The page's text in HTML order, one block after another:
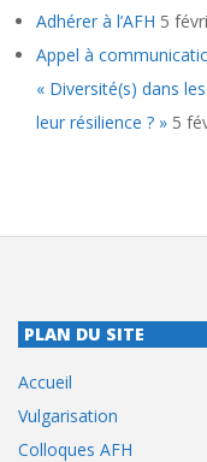
Adhérer à l’AFH 5
Appel à
« Diversité(s) dans
leur résilience ? » 5
PLAN DU SITE
Accueil
Vulgarisation
Colloques AFH